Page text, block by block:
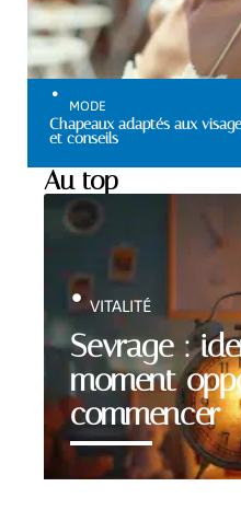
MODE
Chapeaux adaptés aux
et conseils
Au top
Sevrage :
moment
commencer
VITALITÉ